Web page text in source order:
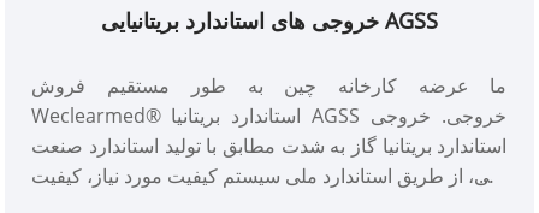
خروجی های استاندارد بریتانیایی AGSS
ما عرضه کارخانه چین به طور مستقیم فروش
Weclearmed® استاندارد بریتانیا AGSS خروجی. خروجی
استاندارد بریتانیا گاز به شدت مطابق با تولید استاندارد صنعت
ملی، از طریق استاندارد ملی سیستم کیفیت مورد نیاز، کیفیت